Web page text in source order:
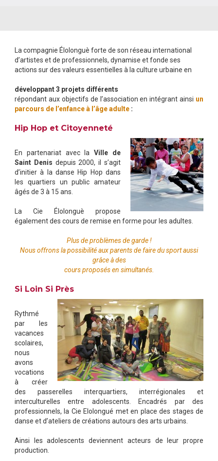
La compagnie Élolonguè forte de son réseau international
d’artistes et de professionnels, dynamise et fonde ses
actions sur des valeurs essentielles à la culture urbaine en
développant 3 projets différents
répondant aux objectifs de l’association en intégrant ainsi un
parcours de l’enfance à l’âge adulte :
Hip Hop et Citoyenneté
En partenariat avec laVille de
Saint Denis depuis 2000, il s’agit
d’initier à la danse Hip Hop dans
les quartiers un public amateur
âgés de 3 à 15 ans.
La Cie Élolonguè propose
également des cours de remise en forme pour les adultes.
Plus de problèmes de garde !
Nous offrons la possibilité aux parents de faire du sport aussi
grâce à des
cours proposés en simultanés.
Si Loin Si Près
Rythmé
par les
vacances
scolaires,
nous
avons
vocations
à créer
des passerelles interquartiers, interrégionales et
interculturelles entre adolescents. Encadrés par des
professionnels, la Cie Elolongué met en place des stages de
danse et d’ateliers de créations autours des arts urbains.
Ainsi les adolescents deviennent acteurs de leur propre
production.